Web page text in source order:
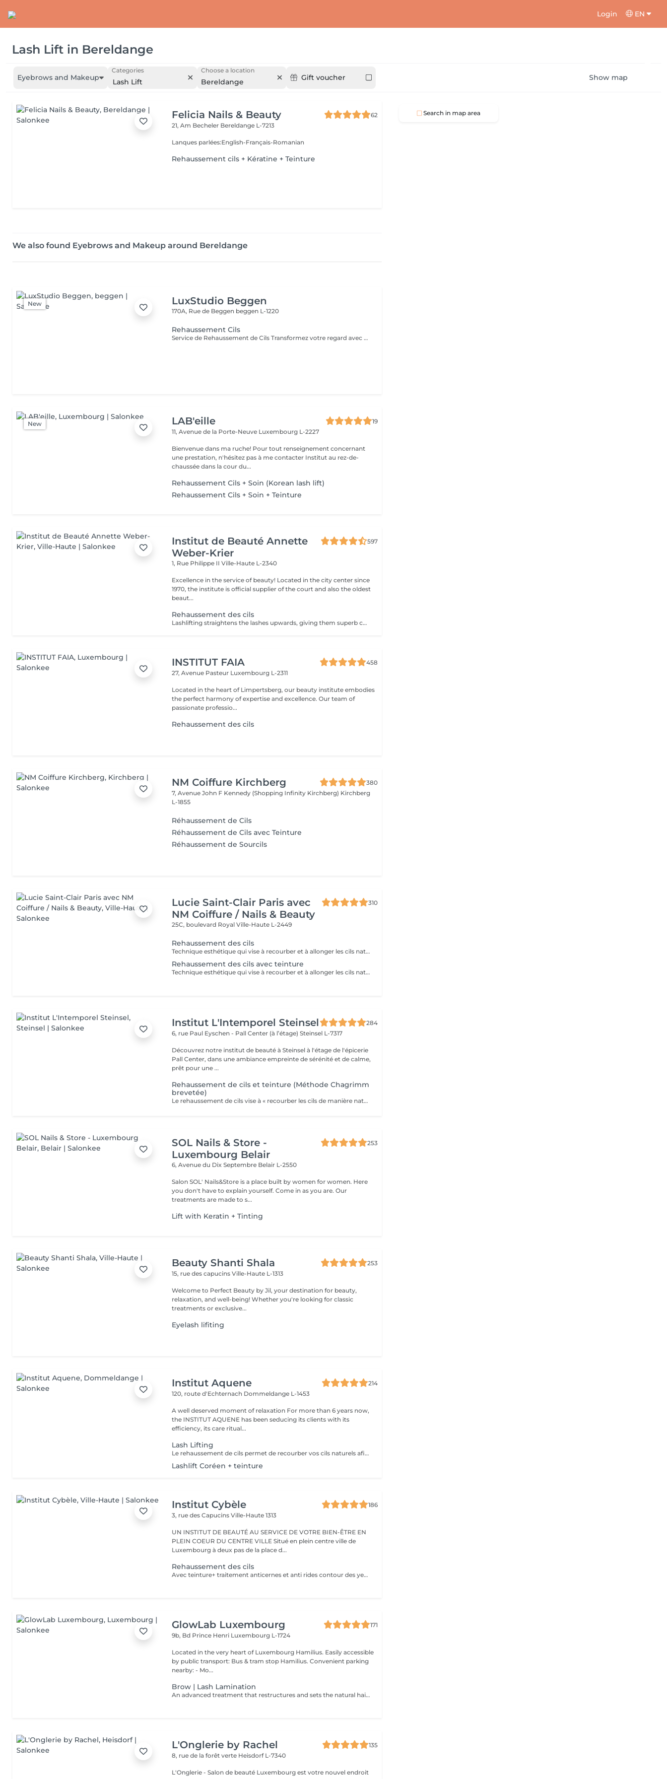
Login EN
Lash Lift in Bereldange
Eyebrows and Makeup
Categories
Lash Lift
Choose a location
Bereldange Gift voucher Show map
Felicia Nails & Beauty
62
21, Am Becheler Bereldange L-7213
Lanques parlées:English-Français-Romanian
Rehaussement cils + Kératine + Teinture
We also found Eyebrows and Makeup around Bereldange
New LuxStudio Beggen
170A, Rue de Beggen beggen L-1220
Rehaussement Cils
Service de Rehaussement de Cils Transformez votre regard avec notre service de rehaussement de cils, disponible avec ou sans teinture. Notre technique avancée inclut : - *Courbure Durable* : Nous sublimons vos cils naturels en leur apportant une courbure élégante et durable. - *Option avec Teinture* : Pour un effet encore plus spectaculaire, ajoutez de la couleur à vos cils, vous libérant ainsi de l'utilisation quotidienne de mascara. - *Hydratation Incluse* : Nos traitements incluent une hydratation profonde, garantissant des cils sains et forts. ### Entretien Pour maintenir l'effet souhaité et éviter d'endommager vos cils, nous recommandons de refaire le traitement toutes les 4 à 6 semaines. Ainsi, vous assurez un regard toujours éblouissant tout en préservant la santé de vos cils. Prenez rendez-vous dès aujourd'hui et sublimez la beauté naturelle de vos yeux !
New LAB'eille
19
11, Avenue de la Porte-Neuve Luxembourg L-2227
Bienvenue dans ma ruche! Pour tout renseignement concernant
une prestation, n'hésitez pas à me contacter Institut au rez-de-
chaussée dans la cour du...
Rehaussement Cils + Soin (Korean lash lift)
Rehaussement Cils + Soin + Teinture
Institut de Beauté Annette
Weber-Krier
597
1, Rue Philippe IIVille-Haute L-2340
Excellence in the service of beauty! Located in the city center since
1970, the institute is official supplier of the court and also the oldest
beaut...
Rehaussement des cils
Lashlifting straightens the lashes upwards, giving them superb curvature, length, height and volume: your lashes appear longer and denser. For all those who want to have an intense look and longer eyelashes this is a technique that lengthens your own eyelashes without having to resort to eyelash extensions. It can be complementary to the application of eyelash extensions, in order to facilitate their application when your eyelashes are too straight or too curved: Beauty in the blink of an eye! The treatment lasts only 45 minutes and is not uncomfortable: its curling effect lasts between 8 and 12 weeks, which corresponds to the natural cycle of the eyelashes. Immediately after the enhancement, we offer either an eyelash tint, to intensify the color of your eyelashes, or a keratin treatment, a unique treatment to nourish, thicken and hydrate your natural eyelashes, or the application of a semi-permanent mascara to further improve the 'made-up' appearance (held for 3-4 weeks). You have the possibility to do all these treatments in the same session :))
INSTITUT FAIA
458
27, Avenue Pasteur Luxembourg L-2311
Located in the heart of Limpertsberg, our beauty institute embodies
the perfect harmony of expertise and excellence. Our team of
passionate professio...
Rehaussement des cils
NM Coiffure Kirchberg
380
7, Avenue John F Kennedy (Shopping Infinity Kirchberg) Kirchberg
L-1855
Réhaussement de Cils
Réhaussement de Cils avec Teinture
Réhaussement de Sourcils
Lucie Saint-Clair Paris avec
NM Coiffure / Nails & Beauty
310
25C, boulevard RoyalVille-Haute L-2449
Rehaussement des cils
Technique esthétique qui vise à recourber et à allonger les cils naturels.
Rehaussement des cils avec teinture
Technique esthétique qui vise à recourber et à allonger les cils naturels tout en apportant une intensification au regard grâce à la teinture.
Institut L'Intemporel Steinsel
284
6, rue Paul Eyschen - Pall Center (à l’étage)Steinsel L-7317
Découvrez notre institut de beauté à Steinsel à l'étage de l'épicerie
Pall Center, dans une ambiance empreinte de sérénité et de calme,
prêt pour une ...
Rehaussement de cils et teinture (Méthode Chagrimm
brevetée)
Le rehaussement de cils vise à « recourber les cils de manière naturelle afin de les galber et leur donner un effet mascara ». Et ce, sans même utiliser votre maquillage. Cela permet d'embellir et d'ouvrir le regard tout en lui donnant de la douceur, et ce, pour une durée moyenne de six semaines. Ultra-pratique pour une routine make-up allégée et un regard perçant dès le réveil. Ne remplacera jamais l'effet mascara. SVP pour éviter toute réaction ne pas venir avec des lentilles de contact ou prévoir le nécessaire pour les retirer avant la prestation et attendre minimum 3 mois entre deux rehaussements !
SOL Nails & Store -
Luxembourg Belair
253
6, Avenue du Dix Septembre Belair L-2550
Salon SOL' Nails&Store is a place built by women for women. Here
you don't have to explain yourself. Come in as you are. Our
treatments are made to s...
Lift with Keratin + Tinting
Beauty Shanti Shala
253
15, rue des capucinsVille-Haute L-1313
Welcome to Perfect Beauty by Jil, your destination for beauty,
relaxation, and well-being! Whether you're looking for classic
treatments or exclusive...
Eyelash lifiting
Institut Aquene
214
120, route d'Echternach Dommeldange L-1453
A well deserved moment of relaxation For more than 6 years now,
the INSTITUT AQUENE has been seducing its clients with its
efficiency, its care ritual...
Lash Lifting
Le rehaussement de cils permet de recourber vos cils naturels afin de souligner le regard. dans cette prestation une teinture cils (pour foncer vos cils) ainsi qu'un soin à la kératine (pour renourrir en profondeur, car le rehaussement assèche un peu le cil). Grâce à cette prestation vous aurez déjà bonne mine au réveil!!
Lashlift Coréen + teinture
Institut Cybèle
186
3, rue des CapucinsVille-Haute 1313
UN INSTITUT DE BEAUTÉ AU SERVICE DE VOTRE BIEN-ÊTRE EN
PLEIN COEUR DU CENTRE VILLE Situé en plein centre ville de
Luxembourg à deux pas de la place d...
Rehaussement des cils
Avec teinture+ traitement anticernes et anti rides contour des yeux. Il décuple complètement les effets du mascara et apporte courbure et longueur nécessaire pour un regard dune profondeur impressionnante. Les cils paraissent plus longs et plus denses pour 8 à 10 semaines de cils XXL !
GlowLab Luxembourg
171
9b, Bd Prince Henri Luxembourg L-1724
Located in the very heart of Luxembourg Hamilius. Easily accessible
by public transport: Bus & tram stop Hamilius. Convenient parking
nearby: - Mo...
Brow | Lash Lamination
An advanced treatment that restructures and sets the natural hairs into the desired shape, creating a fuller, more defined, and lifted appearance. Perfect for taming unruly brows or enhancing the natural curve of the lashes. The result usually lasts about 4-6 weeks. TREATMENT OPTIONS: -Brow Lamination -Lash Lamination -Brow& Lash Lamination Brow Lamination includes brow shaping and tinting. Lash Lamination includes lash tinting. All services are performed as part of the treatment and included in the price. BENEFITS: - Defined and structured brows and lashes - Fuller, more lifted appearance - Long-lasting results - Enhanced facial harmony - Reduced need for daily makeup INDICATIONS: - Asymmetrical or undefined brows - Light or sparse brows/lashes - Unruly or downward-growing hairs - Desire for a polished, natural look CONTRAINDICATIONS: - Skin irritation - Active inflammation or infection - Allergic reactions to products AFTERCARE: - Avoid water, heat, and steam for 24 hours - Do not rub or manipulate the treated area - Use gentle, nourishing products - Brush brows/lashes daily to maintain shape A refined approach to naturally enhanced, perfectly styled brows and lashes.
L'Onglerie by Rachel
135
8, rue de la forêt verte Heisdorf L-7340
L'Onglerie - Salon de beauté Luxembourg est votre nouvel endroit
Search in map area